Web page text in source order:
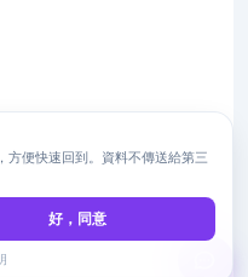
方便快速回到。資料不傳送給第三
好，同意